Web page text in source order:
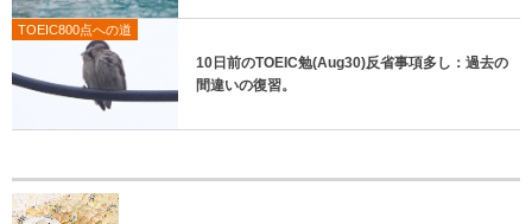
TOEIC800点への道
10日前のTOEIC勉(Aug30)反省事項多し：過去の
間違いの復習。